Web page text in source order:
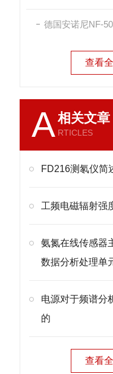
查看
A相关文章
RTICLES
FD216测氡仪简
工频电磁辐射强
氨氮在线传感器
数据分析处理单
电源对于频谱分
的
查看